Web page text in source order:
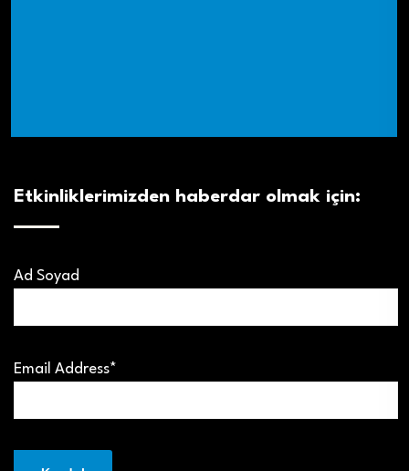
Etkinliklerimizden haberdar olmak için:
Ad Soyad
Email Address*